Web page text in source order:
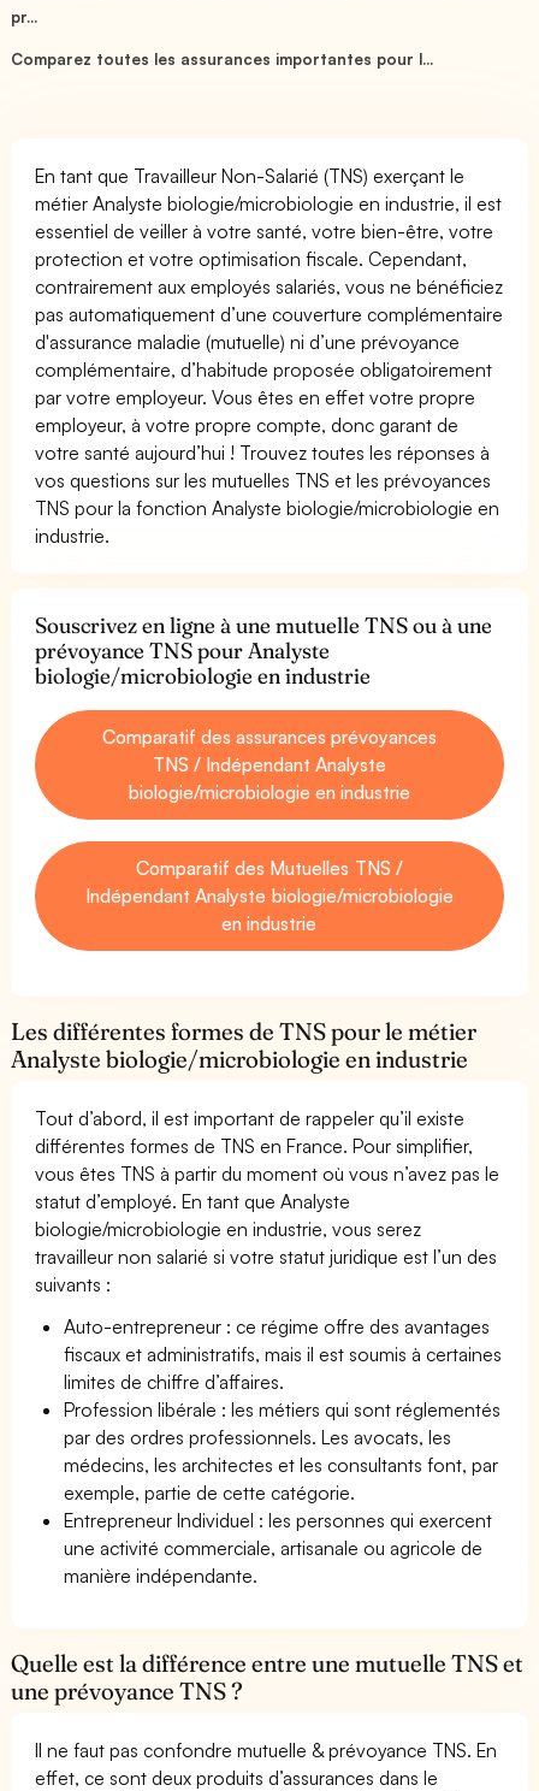
pr...
Comparez toutes les assurances importantes pour l...
En tant que Travailleur Non-Salarié (TNS) exerçant le
métier Analyste biologie/microbiologie en industrie, il est
essentiel de veiller à votre santé, votre bien-être, votre
protection et votre optimisation fiscale. Cependant,
contrairement aux employés salariés, vous ne bénéficiez
pas automatiquement d’une couverture complémentaire
d'assurance maladie (mutuelle) ni d’une prévoyance
complémentaire, d’habitude proposée obligatoirement
par votre employeur. Vous êtes en effet votre propre
employeur, à votre propre compte, donc garant de
votre santé aujourd’hui ! Trouvez toutes les réponses à
vos questions sur les mutuelles TNS et les prévoyances
TNS pour la fonction Analyste biologie/microbiologie en
industrie.
Souscrivez en ligne à une mutuelle TNS ou à une
prévoyance TNS pour Analyste
biologie/microbiologie en industrie
Comparatif des assurances prévoyances
TNS / Indépendant Analyste
biologie/microbiologie en industrie
Comparatif des Mutuelles TNS /
Indépendant Analyste biologie/microbiologie
en industrie
Les différentes formes de TNS pour le métier
Analyste biologie/microbiologie en industrie
Tout d’abord, il est important de rappeler qu’il existe
différentes formes de TNS en France. Pour simplifier,
vous êtes TNS à partir du moment où vous n’avez pas le
statut d’employé. En tant que Analyste
biologie/microbiologie en industrie, vous serez
travailleur non salarié si votre statut juridique est l’un des
suivants :
Auto-entrepreneur : ce régime offre des avantages
fiscaux et administratifs, mais il est soumis à certaines
limites de chiffre d’affaires.
Profession libérale : les métiers qui sont réglementés
par des ordres professionnels. Les avocats, les
médecins, les architectes et les consultants font, par
exemple, partie de cette catégorie.
Entrepreneur Individuel : les personnes qui exercent
une activité commerciale, artisanale ou agricole de
manière indépendante.
Quelle est la différence entre une mutuelle TNS et
une prévoyance TNS ?
Il ne faut pas confondre mutuelle & prévoyance TNS. En
effet, ce sont deux produits d’assurances dans le